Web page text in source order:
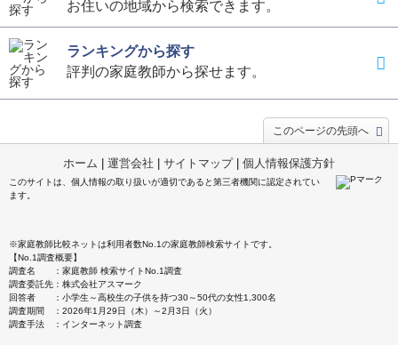
お住いの地域から検索できます。
ランキングから探す
評判の家庭教師から探せます。
このページの先頭へ
ホーム 運営会社 サイトマップ| 個人情報保護方針
このサイトは、個人情報の取り扱いが適切であると第三者機関に認定されてい
ます。
※家庭教師比較ネットは利用者数No.1の家庭教師検索サイトです。
【No.1調査概要】
調査名 ：家庭教師 検索サイトNo.1調査
調査委託先：株式会社アスマーク
回答者 ：小学生～高校生の子供を持つ30～50代の女性1,300名
調査期間 ：2026年1月29日（木）～2月3日（火）
調査手法 ：インターネット調査